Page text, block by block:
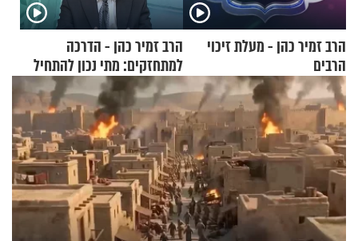
הרב זמיר כהן - מעלת זיכוי
הרבים
הרב זמיר כהן - הדרכה
למתחזקים: מתי נכון להתחיל
עם לבישת הציצית?